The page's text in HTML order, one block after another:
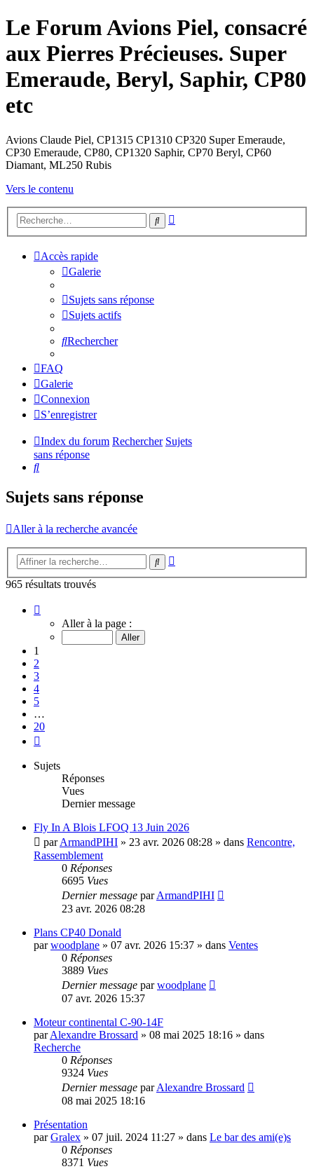
Le Forum Avions Piel, consacré
aux Pierres Précieuses. Super
Emeraude, Beryl, Saphir, CP80
etc
Avions Claude Piel, CP1315 CP1310 CP320 Super Emeraude,
CP30 Emeraude, CP80, CP1320 Saphir, CP70 Beryl, CP60
Diamant, ML250 Rubis
Vers le contenu
Rechercher
Accès rapide
Galerie
Sujets sans réponse
Sujets actifs
Rechercher
FAQ
Galerie
Connexion
S’enregistrer
Index du forum Rechercher Sujets
sans réponse
Rechercher
Sujets sans réponse
Aller à la recherche avancée
Rechercher
965 résultats trouvés
sur
Aller à la page :
1
2
3
4
5
…
20
Sujets
Réponses
Vues
Dernier message
Fly In A Blois LFOQ 13 Juin 2026
parArmandPIHI » 23 avr. 2026 08:28 » dans Rencontre,
Rassemblement
0 Réponses
6695 Vues
Dernier message parArmandPIHI
23 avr. 2026 08:28
Plans CP40 Donald
parwoodplane » 07 avr. 2026 15:37 » dans Ventes
0 Réponses
3889 Vues
Dernier message parwoodplane
07 avr. 2026 15:37
Moteur continental C-90-14F
parAlexandre Brossard » 08 mai 2025 18:16 » dans
Recherche
0 Réponses
9324 Vues
Dernier message parAlexandre Brossard
08 mai 2025 18:16
Présentation
parGralex » 07 juil. 2024 11:27 » dans Le bar des ami(e)s
0 Réponses
8371 Vues